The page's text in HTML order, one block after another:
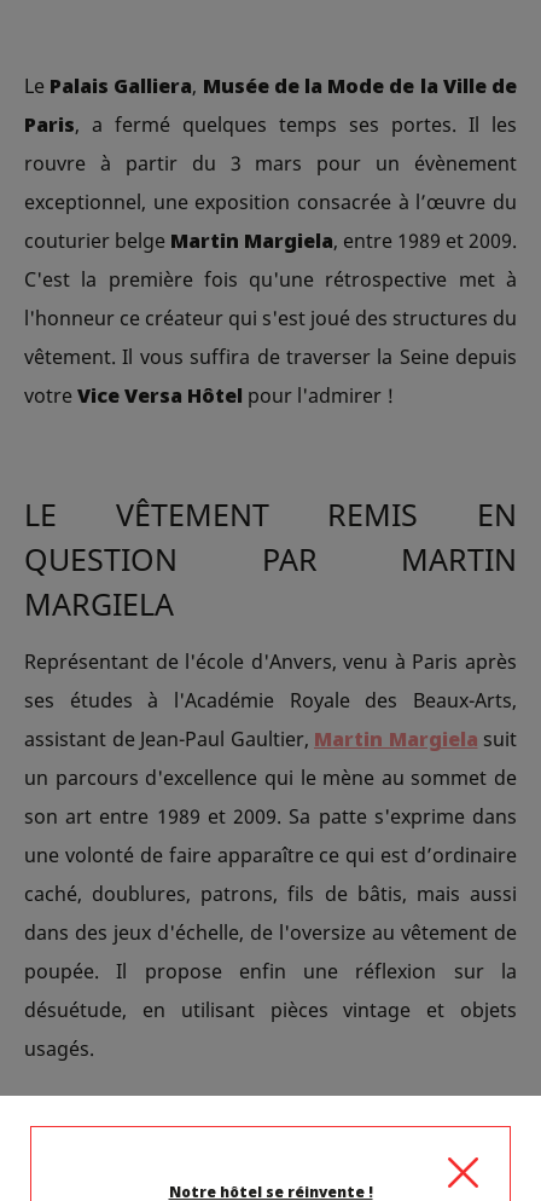
Le Palais Galliera, Musée de la Mode de la Ville de
Paris, a fermé quelques temps ses portes. Il les
rouvre à partir du 3 mars pour un évènement
exceptionnel, une exposition consacrée à l’œuvre du
couturier belge Martin Margiela, entre 1989 et 2009.
C'est la première fois qu'une rétrospective met à
l'honneur ce créateur qui s'est joué des structures du
vêtement. Il vous suffira de traverser la Seine depuis
votreVice Versa Hôtel pour l'admirer !
LE VÊTEMENT REMIS EN
QUESTION PAR MARTIN
MARGIELA
Représentant de l'école d'Anvers, venu à Paris après
ses études à l'Académie Royale des Beaux-Arts,
assistant de Jean-Paul Gaultier, Martin Margiela suit
un parcours d'excellence qui le mène au sommet de
son art entre 1989 et 2009. Sa patte s'exprime dans
une volonté de faire apparaître ce qui est d’ordinaire
caché, doublures, patrons, fils de bâtis, mais aussi
dans des jeux d'échelle, de l'oversize au vêtement de
poupée. Il propose enfin une réflexion sur la
désuétude, en utilisant pièces vintage et objets
usagés.
Notre hôtel se réinvente !